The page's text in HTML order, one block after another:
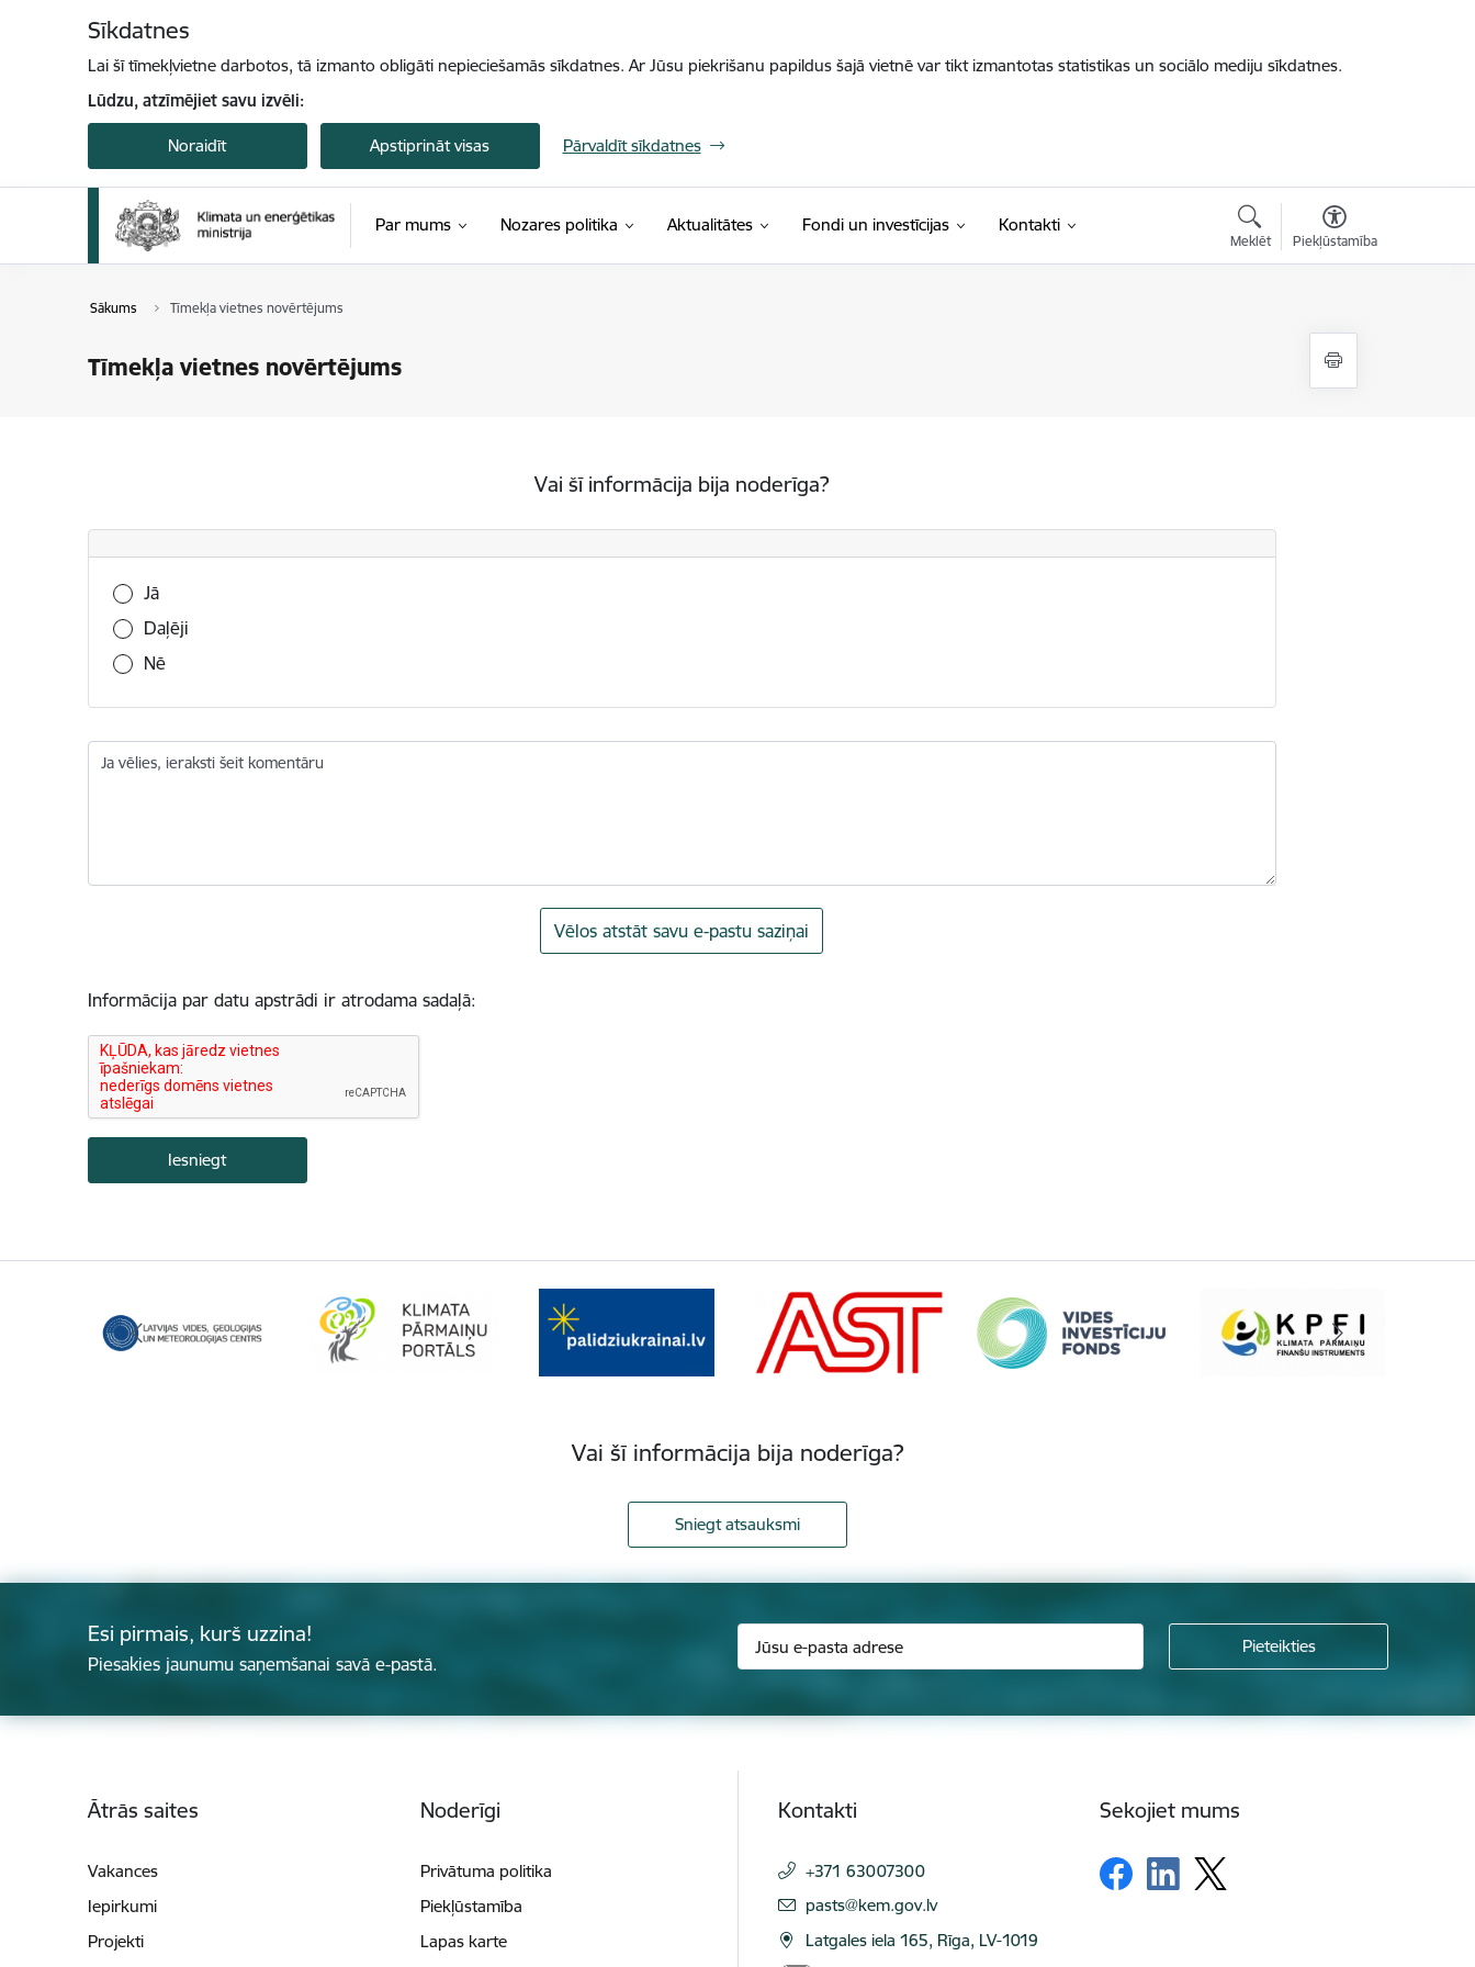
Sīkdatnes
Lai šī tīmekļvietne darbotos, tā izmanto obligāti nepieciešamās sīkdatnes. Ar Jūsu piekrišanu papildus šajā vietnē var tikt izmantotas statistikas un sociālo mediju sīkdatnes.
Lūdzu, atzīmējiet savu izvēli:
Noraidīt Apstiprināt visas Pārvaldīt sīkdatnes
Par mums Nozares politika Aktualitātes Fondi un investīcijas Kontakti
Meklēt Piekļūstamība
Sākums Tīmekļa vietnes novērtējums
Tīmekļa vietnes novērtējums
Vai šī informācija bija noderīga?
Vai šī informācija bija noderīga?
Jā
Daļēji
Nē
Ja vēlies, ieraksti šeit komentāru
Vēlos atstāt savu e-pastu saziņai
Informācija par datu apstrādi ir atrodama sadaļā:
Vai šī informācija bija noderīga?
Sniegt atsauksmi
Esi pirmais, kurš uzzina!
Piesakies jaunumu saņemšanai savā e-pastā.
Ātrās saites
Vakances
Iepirkumi
Projekti
Noderīgi
Privātuma politika
Piekļūstamība
Lapas karte
Kontakti
+371 63007300
E-pasts:
pasts@kem.gov.lv
Latgales iela 165, Rīga, LV-1019
Sekojiet mums